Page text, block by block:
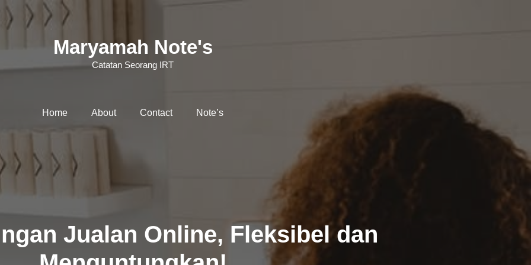
Maryamah Note's
Catatan Seorang IRT
Home About Contact Note’s
Jualan Online, Fleksibel dan